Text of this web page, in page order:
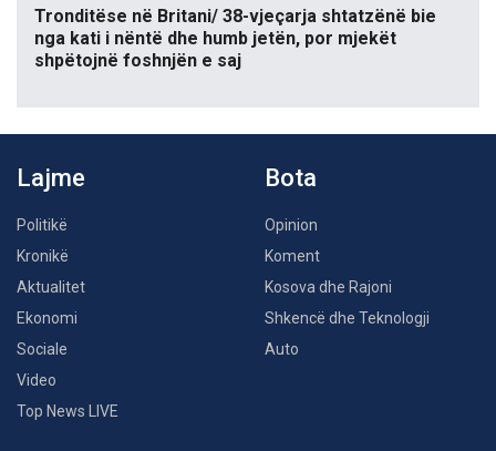
Tronditëse në Britani/ 38-vjeçarja shtatzënë bie
nga kati i nëntë dhe humb jetën, por mjekët
shpëtojnë foshnjën e saj
Lajme
Politikë
Kronikë
Aktualitet
Ekonomi
Sociale
Video
Top News LIVE
Bota
Opinion
Koment
Kosova dhe Rajoni
Shkencë dhe Teknologji
Auto